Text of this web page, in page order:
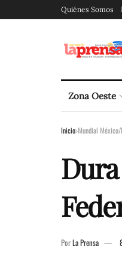
Quiénes Somos
Zona Oeste
Inicio Mundial
PorLa Prensa